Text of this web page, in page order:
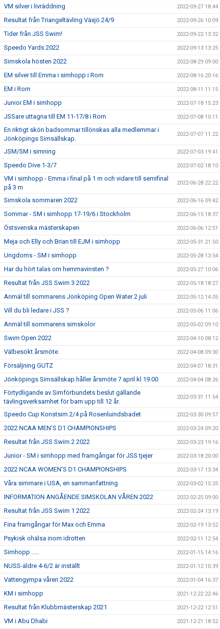
VM silver i livräddning 2022-09-27 18:44
Resultat från Triangeltävling Växjö 24/9 2022-09-26 10:09
Tider från JSS Swim! 2022-09-22 13:32
Speedo Yards 2022 2022-09-13 13:25
Simskola hösten 2022 2022-08-29 09:00
EM silver till Emma i simhopp i Rom 2022-08-16 20:16
EM i Rom 2022-08-11 11:15
Junior EM i simhopp 2022-07-18 15:23
JSSare uttagna till EM 11-17/8 i Rom 2022-07-08 10:11
En riktigt skön badsommar tillönskas alla medlemmar i
Jönköpings Simsällskap.
2022-07-07 11:22
JSM/SM i simning 2022-07-03 19:41
Speedo Dive 1-3/7 2022-07-02 18:10
VM i simhopp - Emma i final på 1 m och vidare till semifinal
på 3 m
2022-06-28 22:22
Simskola sommaren 2022 2022-06-16 09:42
Sommar - SM i simhopp 17-19/6 i Stockholm 2022-06-15 18:37
Östsvenska mästerskapen 2022-06-06 12:51
Meja och Elly och Brian till EJM i simhopp 2022-05-31 21:50
Ungdoms - SM i simhopp 2022-05-28 13:54
Har du hört talas om hemmavinsten ? 2022-05-27 10:06
Resultat från JSS Swim 3 2022 2022-05-18 18:27
Anmäl till sommarens Jönköping Open Water 2 juli 2022-05-12 14:05
Vill du bli ledare i JSS ? 2022-05-06 11:06
Anmäl till sommarens simskolor 2022-05-02 09:10
Swim Open 2022 2022-04-10 08:12
Välbesökt årsmöte. 2022-04-08 09:30
Försäljning GUTZ 2022-04-07 18:31
Jönköpings Simsällskap håller årsmöte 7 april kl 19.00 2022-04-04 08:26
Förtydligande av Simförbundets beslut gällande
tävlingsverksamhet för barn upp till 12 år.
2022-03-31 11:54
Speedo Cup Konstsim 2/4 på Rosenluindsbadet 2022-03-30 09:57
2022 NCAA MEN’S D1 CHAMPIONSHIPS 2022-03-24 09:20
Resultat från JSS Swim 2 2022 2022-03-23 19:16
Junior - SM i simhopp med framgångar för JSS tjejer 2022-03-18 20:00
2022 NCAA WOMEN’S D1 CHAMPIONSHIPS 2022-03-17 13:34
Våra simmare i USA, en sammanfattning 2022-03-02 15:25
INFORMATION ANGÅENDE SIMSKOLAN VÅREN 2022 2022-02-25 09:00
Resultat från JSS Swim 1 2022 2022-02-24 13:19
Fina framgångar för Max och Emma 2022-02-19 13:52
Psykisk ohälsa inom idrotten 2022-02-11 12:54
Simhopp ..... 2022-01-15 14:16
NUSS-äldre 4-6/2 är inställt 2022-01-12 10:39
Vattengympa våren 2022 2022-01-04 16:37
KM i simhopp 2021-12-22 22:46
Resultat från Klubbmästerskap 2021 2021-12-22 12:51
VM i Abu Dhabi 2021-12-21 18:52